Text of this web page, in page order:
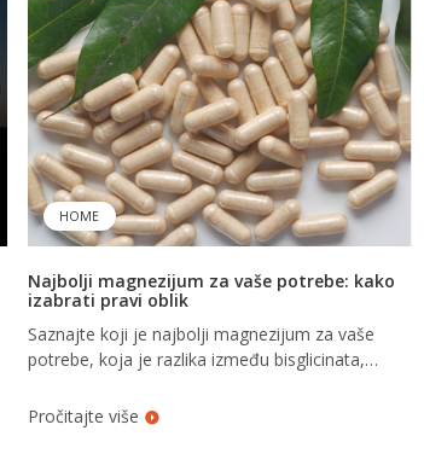
HOME
Najbolji magnezijum za vaše potrebe: kako
izabrati pravi oblik
Saznajte koji je najbolji magnezijum za vaše
potrebe, koja je razlika između bisglicinata,
izaberete pravi suplement.
Pročitajte više